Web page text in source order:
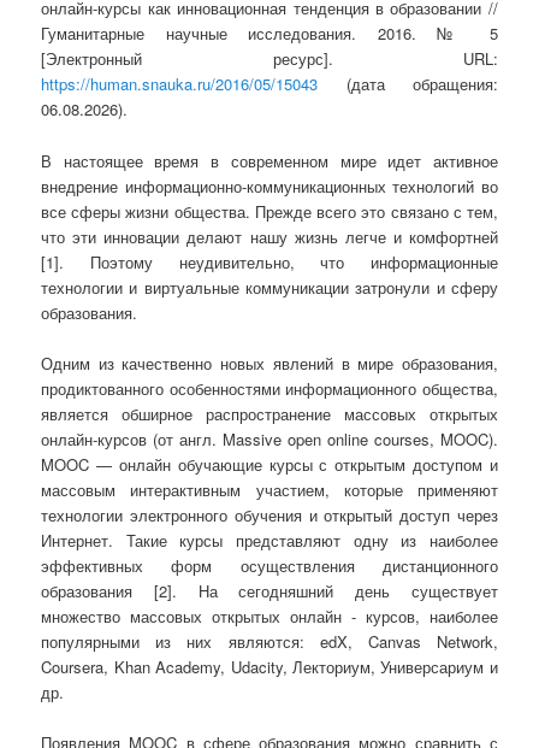
онлайн-курсы как инновационная тенденция в образовании //
Гуманитарные научные исследования. 2016. № 5
[Электронный ресурс]. URL:
https://human.snauka.ru/2016/05/15043 (дата обращения:
06.08.2026).
В настоящее время в современном мире идет активное
внедрение информационно-коммуникационных технологий во
все сферы жизни общества. Прежде всего это связано с тем,
что эти инновации делают нашу жизнь легче и комфортней
[1]. Поэтому неудивительно, что информационные
технологии и виртуальные коммуникации затронули и сферу
образования.
Одним из качественно новых явлений в мире образования,
продиктованного особенностями информационного общества,
является обширное распространение массовых открытых
онлайн‐курсов (от англ. Massive open online courses, MOOC).
MOOC — онлайн обучающие курсы с открытым доступом и
массовым интерактивным участием, которые применяют
технологии электронного обучения и открытый доступ через
Интернет. Такие курсы представляют одну из наиболее
эффективных форм осуществления дистанционного
образования [2]. На сегодняшний день существует
множество массовых открытых онлайн ‐ курсов, наиболее
популярными из них являются: edX, Canvas Network,
Coursera, Khan Academy, Udacity, Лекториум, Универсариум и
др.
Появления MOOC в сфере образования можно сравнить с